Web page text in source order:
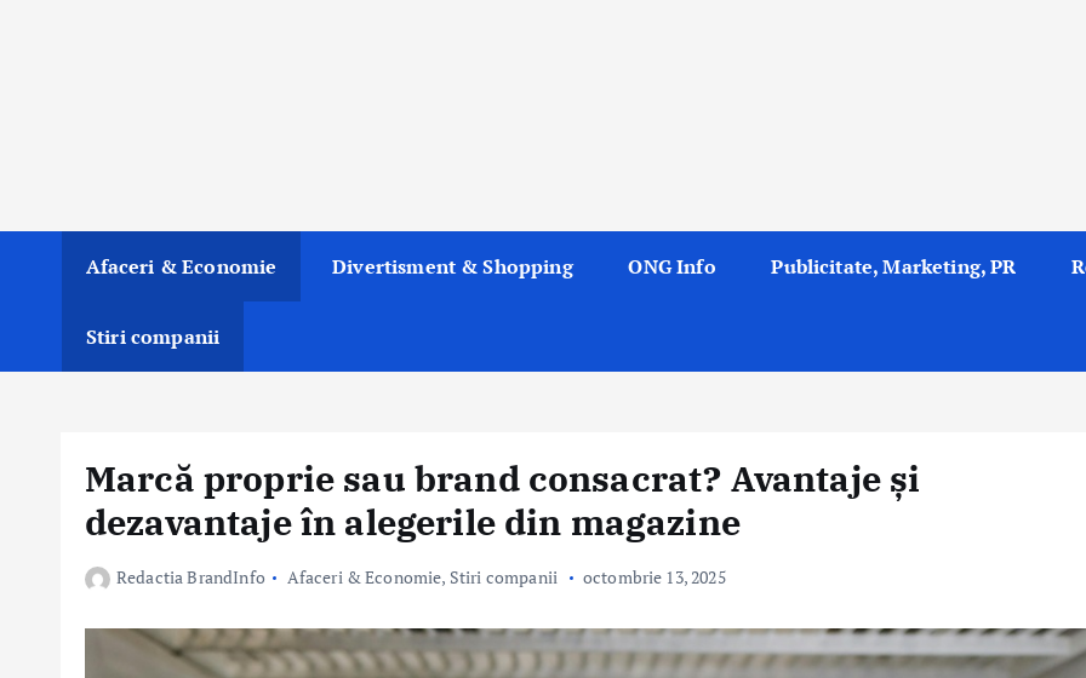
Afaceri & Economie Divertisment & Shopping ONG Info Publicitate, Marketing, PR
Stiri companii
Marcă proprie sau brand consacrat? Avantaje și
dezavantaje în alegerile din magazine
Redactia BrandInfo Afaceri & Economie, Stiri companii octombrie 13, 2025